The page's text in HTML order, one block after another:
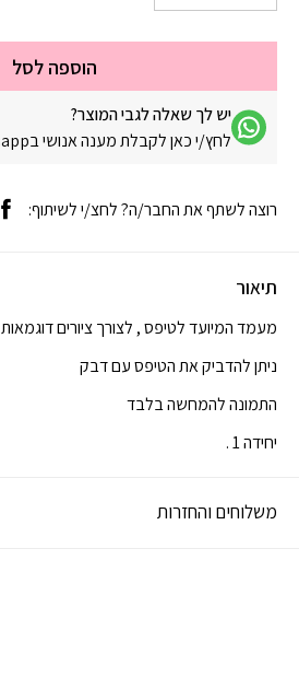
הוספה לסל
יש לך שאלה לגבי המוצר?
לחץ/י כאן לקבלת מענה אנושי בwhatsapp
תיאור
מעמד המיועד לטיפס , לצורך ציורים דוגמאות
ניתן להדביק את הטיפס עם דבק
התמונה להמחשה בלבד
יחידה 1 .
משלוחים והחזרות
רוצה לשתף את החבר/ה? לחצ/י לשיתוף: